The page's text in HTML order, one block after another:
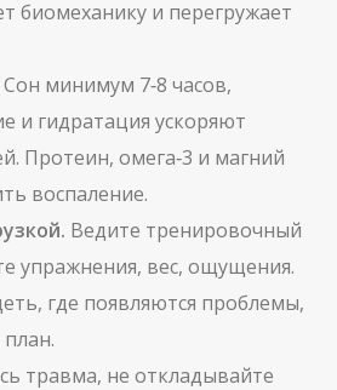
биомеханику и перегружает
Сон минимум 7‑8 часов,
и гидратация ускоряют
Протеин, омега‑3 и магний
воспаление.
Ведите тренировочный
упражнения, вес, ощущения.
где появляются проблемы,
травма, не откладывайте